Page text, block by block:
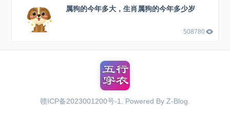
属狗的今年多大，生肖属狗的今年多少岁
508780
赣ICP备2023001200号-1 . Powered By Z-Blog